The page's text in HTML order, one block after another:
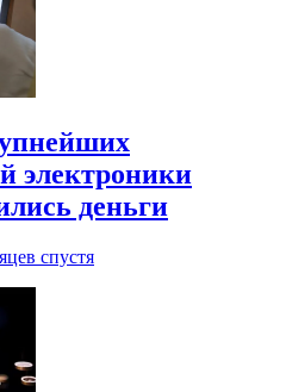
электроники
деньги
спустя